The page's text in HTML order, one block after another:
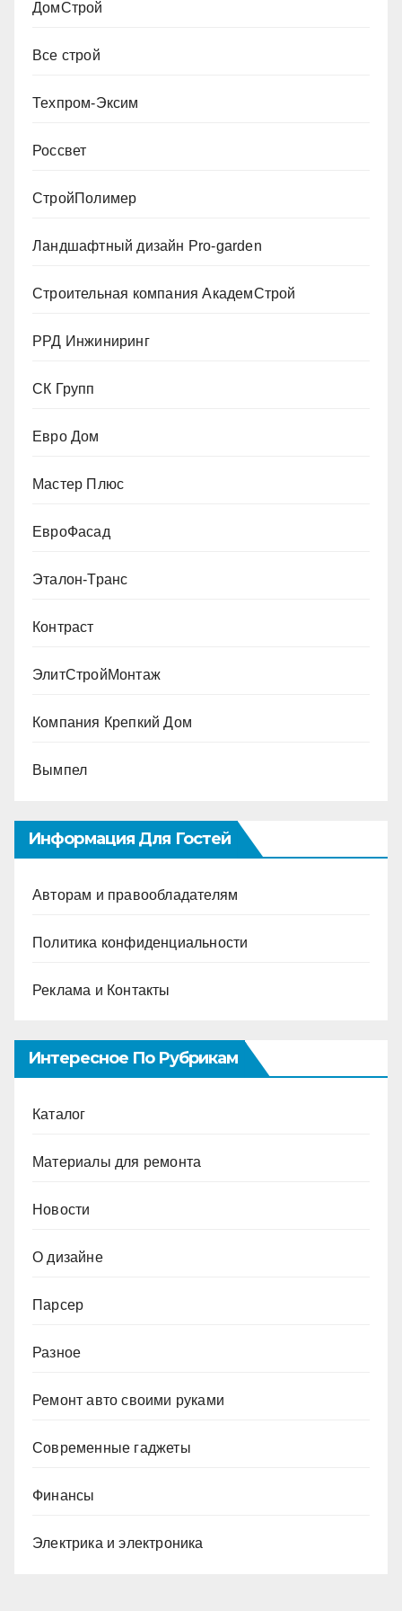
ДомСтрой
Все строй
Техпром-Эксим
Россвет
СтройПолимер
Ландшафтный дизайн Pro-garden
Строительная компания АкадемСтрой
РРД Инжиниринг
СК Групп
Евро Дом
Мастер Плюс
ЕвроФасад
Эталон-Транс
Контраст
ЭлитСтройМонтаж
Компания Крепкий Дом
Вымпел
Информация Для Гостей
Авторам и правообладателям
Политика конфиденциальности
Реклама и Контакты
Интересное По Рубрикам
Каталог
Материалы для ремонта
Новости
О дизайне
Парсер
Разное
Ремонт авто своими руками
Современные гаджеты
Финансы
Электрика и электроника